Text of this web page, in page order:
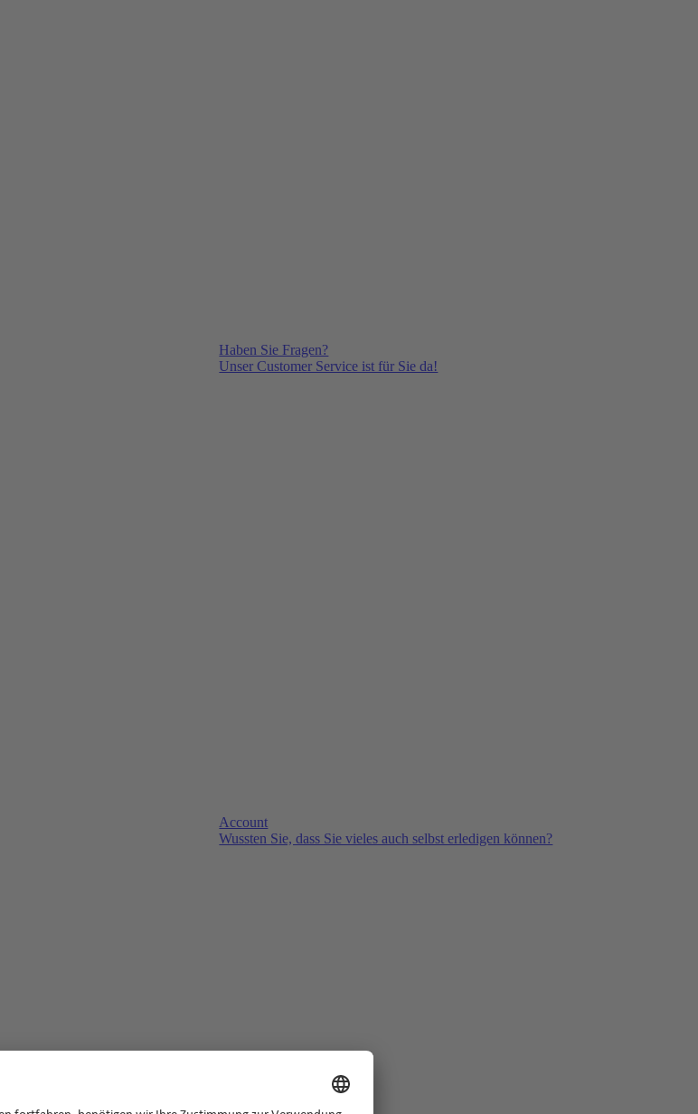
Haben Sie Fragen?
Unser Customer Service ist für Sie da!
Account
Wussten Sie, dass Sie vieles auch selbst erledigen können?